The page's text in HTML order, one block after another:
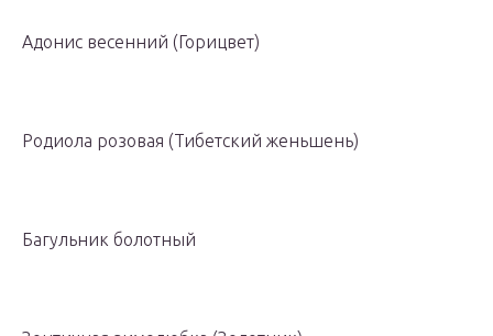
Адонис весенний (Горицвет)
Родиола розовая (Тибетский женьшень)
Багульник болотный